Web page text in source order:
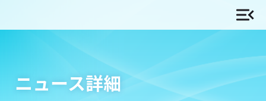
ニュース詳細